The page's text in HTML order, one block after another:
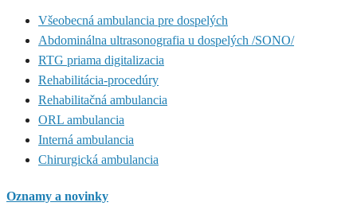
Všeobecná ambulancia pre dospelých
Abdominálna ultrasonografia u dospelých /SONO/
RTG priama digitalizacia
Rehabilitácia-procedúry
Rehabilitačná ambulancia
ORL ambulancia
Interná ambulancia
Chirurgická ambulancia
Oznamy a novinky